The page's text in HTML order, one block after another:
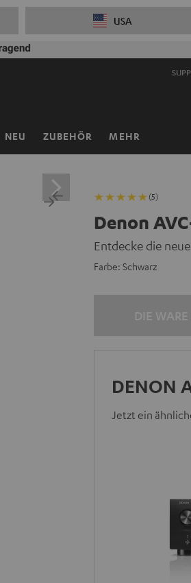
USA
NEU ZUBEHÖR MEHR
(5)
Denon
Entdecke die
Farbe: Schwarz
DENON
Jetzt ein